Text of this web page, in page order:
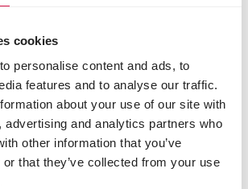
cookies
personalise content and ads, to
features and to analyse our traffic.
about your use of our site with
advertising and analytics partners who
other information that you’ve
that they’ve collected from your use